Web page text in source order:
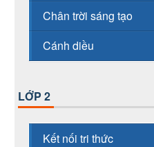
Chân trời sáng tạo
Cánh diều
LỚP 2
Kết nối tri thức